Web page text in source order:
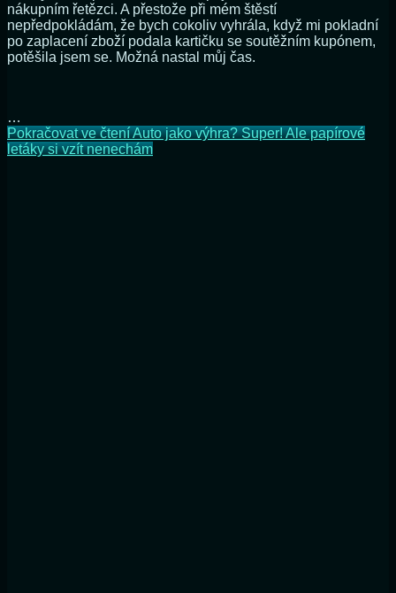
nákupním řetězci. A přestože při mém štěstí
nepředpokládám, že bych cokoliv vyhrála, když mi pokladní
po zaplacení zboží podala kartičku se soutěžním kupónem,
potěšila jsem se. Možná nastal můj čas.
…
Pokračovat ve čteníAuto jako výhra? Super! Ale papírové
letáky si vzít nenechám